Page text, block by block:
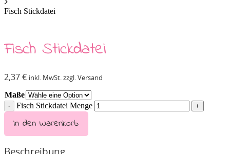
Fisch Stickdatei
Fisch Stickdatei
2,37 € inkl. MwSt. zzgl. Versand
Maße
Fisch Stickdatei Menge
In den Warenkorb